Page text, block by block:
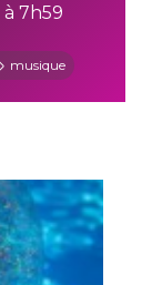
à 7h59
musique